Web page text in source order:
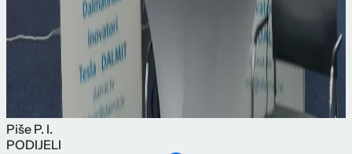
Piše P. I.
PODIJELI